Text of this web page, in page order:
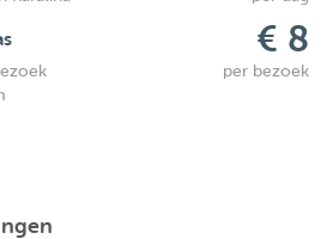
€ 8
per bezoek